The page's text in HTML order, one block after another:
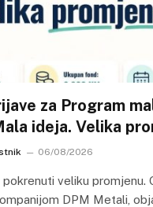
za Program
ideja. Velika
06/08/2026
veliku promjenu.
DPM Metali,